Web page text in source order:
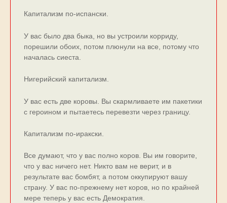
Капитализм по-испански.
У вас было два быка, но вы устроили корриду,
порешили обоих, потом плюнули на все, потому что
началась сиеста.
Нигерийский капитализм.
У вас есть две коровы. Вы скармливаете им пакетики
с героином и пытаетесь перевезти через границу.
Капитализм по-иракски.
Все думают, что у вас полно коров. Вы им говорите,
что у вас ничего нет. Никто вам не верит, и в
результате вас бомбят, а потом оккупируют вашу
страну. У вас по-прежнему нет коров, но по крайней
мере теперь у вас есть Демократия.